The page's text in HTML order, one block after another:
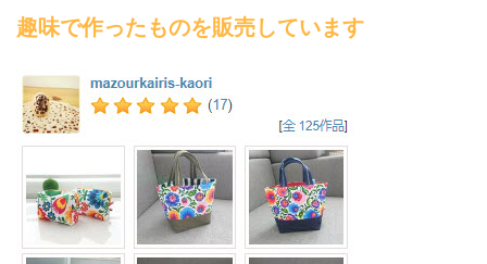
趣味で作ったものを販売しています